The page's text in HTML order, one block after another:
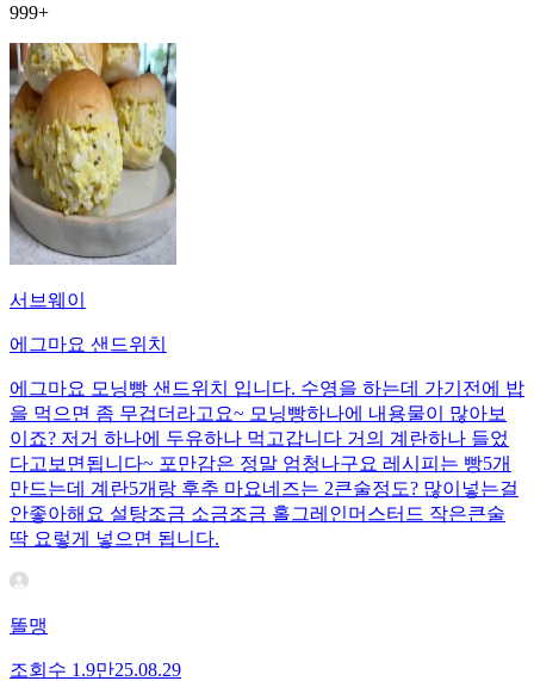
999+
서브웨이
에그마요 샌드위치
에그마요 모닝빵 샌드위치 입니다. 수영을 하는데 가기전에 밥
을 먹으면 좀 무겁더라고요~ 모닝빵하나에 내용물이 많아보
이죠? 저거 하나에 두유하나 먹고갑니다 거의 계란하나 들었
다고보면됩니다~ 포만감은 정말 엄청나구요 레시피는 빵5개
만드는데 계란5개랑 후추 마요네즈는 2큰술정도? 많이넣는걸
안좋아해요 설탕조금 소금조금 홀그레인머스터드 작은큰술
딱 요렇게 넣으면 됩니다.
똘맹
조회수 1.9만25.08.29